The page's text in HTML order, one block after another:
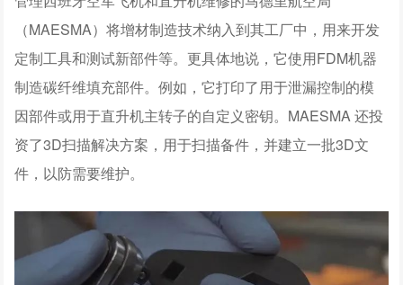
（MAESMA）将增材制造技术纳入到其工厂中，用来开发
定制工具和测试新部件等。更具体地说，它使用FDM机器
制造碳纤维填充部件。例如，它打印了用于泄漏控制的模
因部件或用于直升机主转子的自定义密钥。MAESMA 还投
资了3D扫描解决方案，用于扫描备件，并建立一批3D文
件，以防需要维护。